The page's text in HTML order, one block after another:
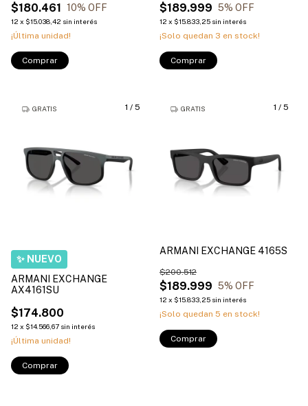
$180.461 10% OFF
12 x $15.038,42 sin interés
¡Última unidad!
Comprar
$189.999 5% OFF
12 x $15.833,25 sin interés
¡Solo quedan 3 en stock!
Comprar
1 / 5
GRATIS
ARMANI EXCHANGE
AX4161SU
$174.800
12 x $14.566,67 sin interés
¡Última unidad!
Comprar
1 / 5
GRATIS
ARMANI EXCHANGE 4165S
$189.999
$200.512
5% OFF
12 x $15.833,25 sin interés
¡Solo quedan 5 en stock!
Comprar